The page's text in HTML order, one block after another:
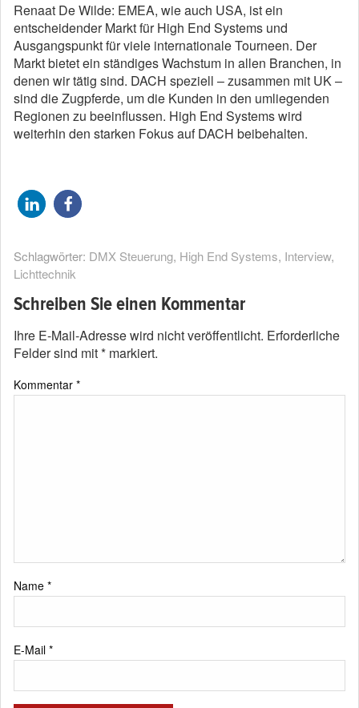
Renaat De Wilde: EMEA, wie auch USA, ist ein
entscheidender Markt für High End Systems und
Ausgangspunkt für viele internationale Tourneen. Der
Markt bietet ein ständiges Wachstum in allen Branchen, in
denen wir tätig sind. DACH speziell – zusammen mit UK –
sind die Zugpferde, um die Kunden in den umliegenden
Regionen zu beeinflussen. High End Systems wird
weiterhin den starken Fokus auf DACH beibehalten.
Schlagwörter: DMX Steuerung, High End Systems, Interview,
Lichttechnik
Schreiben Sie einen Kommentar
Ihre E-Mail-Adresse wird nicht veröffentlicht. Erforderliche
Felder sind mit* markiert.
Kommentar *
Name *
E-Mail *